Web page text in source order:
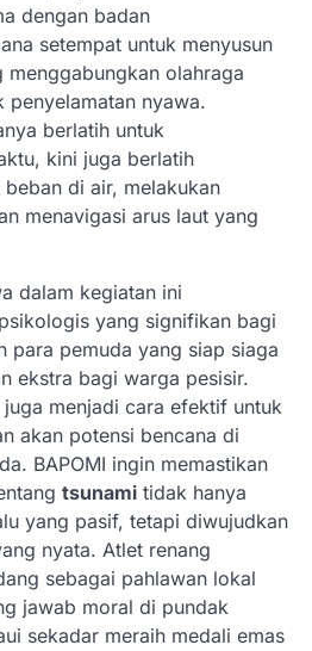
dengan badan
setempat untuk menyusun
menggabungkan olahraga
penyelamatan nyawa.
berlatih untuk
kini juga berlatih
di air, melakukan
menavigasi arus laut yang
dalam kegiatan ini
yang signifikan bagi
para pemuda yang siap siaga
ekstra bagi warga pesisir.
menjadi cara efektif untuk
akan potensi bencana di
BAPOMI ingin memastikan
tsunami tidak hanya
yang pasif, tetapi diwujudkan
nyata. Atlet renang
sebagai pahlawan lokal
jawab moral di pundak
sekadar meraih medali emas